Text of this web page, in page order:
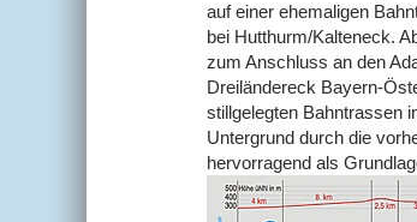
auf einer ehemaligen
bei Hutthurm/Kalteneck.
zum Anschluss an den
Dreiländereck Bayern-
stillgelegten Bahntrassen
Untergrund durch die
hervorragend als